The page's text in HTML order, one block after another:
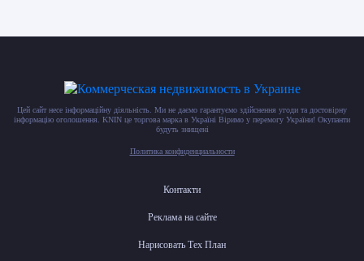
Цей сайт несе інформаційну діяльність. Ми не даємо гарантуємо здійснення угоди та достовірну
інформацію оголошення. KNIN це торгова марка в Україні Віримо у перемогу України! Окупанти
будуть знищені
Политика конфиденциальности
Контакти
Реклама на сайте
Нарисовать Тех План